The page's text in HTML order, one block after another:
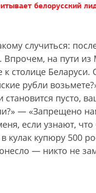
белорусский
случиться:
Впрочем, на пути
к столице
рубли
становится пусто,
— «Запрещено
если узнают,
кулак купюру 500
— никто не